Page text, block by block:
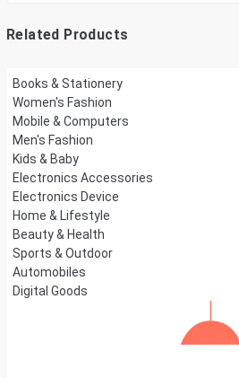
Related Products
Books & Stationery
Women's Fashion
Mobile & Computers
Men's Fashion
Kids & Baby
Electronics Accessories
Electronics Device
Home & Lifestyle
Beauty & Health
Sports & Outdoor
Automobiles
Digital Goods